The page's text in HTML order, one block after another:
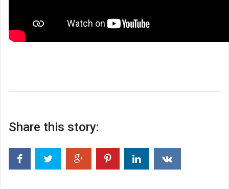
Share this story: